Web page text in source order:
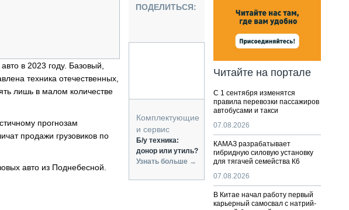
ПАССАЖИРСКИЙ ТРАНСПОРТ
КАРЬЕРНАЯ ТЕХНИКА
ЛОГИСТИКА И СКЛАД
АВТОМАТИЗАЦИЯ И ТЕХНОЛОГИИ
в 2023 году. Базовый,
техника отечественных,
лишь в малом количестве
прогнозам
продажи грузовиков по
авто из Поднебесной.
ПОДЕЛИТЬСЯ:
Комплектующие
и сервис
Б/у техника:
донор или утиль?
Узнать больше →
Читайте на портале
С 1 сентября изменятся
правила перевозки пассажиров
автобусами и такси
07.08.2026
КАМАЗ разрабатывает
гибридную силовую установку
для тягачей семейства К6
07.08.2026
В Китае начал работу первый
карьерный самосвал с натрий-